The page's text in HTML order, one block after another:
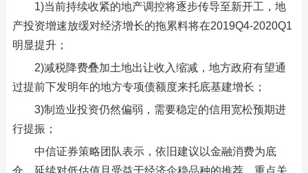
1)当前持续收紧的地产调控将逐步传导至新开工，地
产投资增速放缓对经济增长的拖累料将在2019Q4-2020Q1
明显提升；
2)减税降费叠加土地出让收入缩减，地方政府有望通
过提前下发明年的地方专项债额度来托底基建增长；
3)制造业投资仍然偏弱，需要稳定的信用宽松预期进
行提振；
中信证券策略团队表示，依旧建议以金融消费为底
仓，延续对低估值且受益于经济企稳品种的推荐。重点关